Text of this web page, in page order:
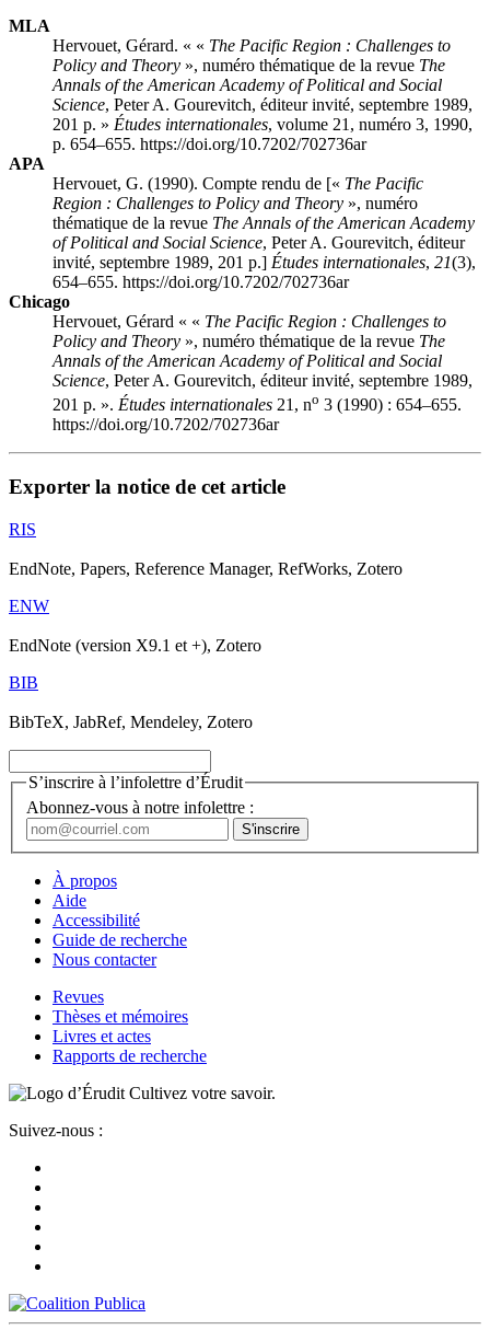
MLA
Hervouet, Gérard. « « The Pacific Region : Challenges to
Policy and Theory », numéro thématique de la revue The
Annals of the American Academy of Political and Social
Science, Peter A. Gourevitch, éditeur invité, septembre 1989,
201 p. » Études internationales, volume 21, numéro 3, 1990,
p. 654–655. https://doi.org/10.7202/702736ar
APA
Hervouet, G. (1990). Compte rendu de [« The Pacific
Region : Challenges to Policy and Theory », numéro
thématique de la revue The Annals of the American Academy
of Political and Social Science, Peter A. Gourevitch, éditeur
invité, septembre 1989, 201 p.] Études internationales, 21(3),
654–655. https://doi.org/10.7202/702736ar
Chicago
Hervouet, Gérard « « The Pacific Region : Challenges to
Policy and Theory », numéro thématique de la revue The
Annals of the American Academy of Political and Social
Science, Peter A. Gourevitch, éditeur invité, septembre 1989,
201 p. ». Études internationales 21, no 3 (1990) : 654–655.
https://doi.org/10.7202/702736ar
Exporter la notice de cet article
RIS
EndNote, Papers, Reference Manager, RefWorks, Zotero
ENW
EndNote (version X9.1 et +), Zotero
BIB
BibTeX, JabRef, Mendeley, Zotero
S’inscrire à l’infolettre d’Érudit
Abonnez-vous à notre infolettre :
À propos
Aide
Accessibilité
Guide de recherche
Nous contacter
Revues
Thèses et mémoires
Livres et actes
Rapports de recherche
Cultivez votre savoir.
Suivez-nous :